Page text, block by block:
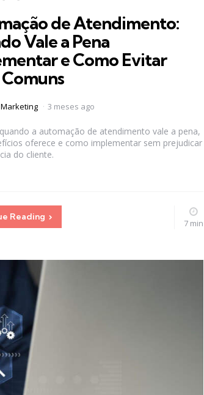
de Atendimento:
Vale a Pena
e Como Evitar
3 meses ago
a automação de atendimento vale a pena,
oferece e como implementar sem prejudicar
do cliente.
Reading
7 min